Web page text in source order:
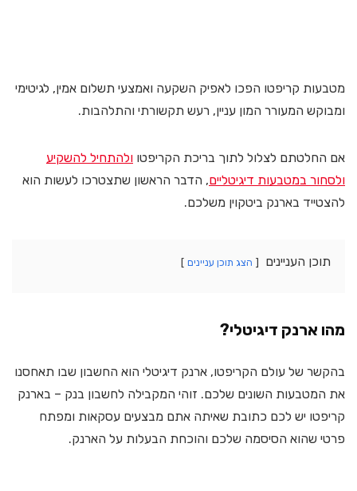
מטבעות קריפטו הפכו לאפיק השקעה ואמצעי תשלום אמין, לגיטימי
ומבוקש המעורר המון עניין, רעש תקשורתי והתלהבות.
אם החלטתם לצלול לתוך בריכת הקריפטו ולהתחיל להשקיע
ולסחור במטבעות דיגיטליים, הדבר הראשון שתצטרכו לעשות הוא
להצטייד בארנק ביטקוין משלכם.
תוכן העניינים הצג תוכן עניינים
מהו ארנק דיגיטלי?
בהקשר של עולם הקריפטו, ארנק דיגיטלי הוא החשבון שבו תאחסנו
את המטבעות השונים שלכם. זוהי המקבילה לחשבון בנק – בארנק
קריפטו יש לכם כתובת שאיתה אתם מבצעים עסקאות ומפתח
פרטי שהוא הסיסמה שלכם והוכחת הבעלות על הארנק.